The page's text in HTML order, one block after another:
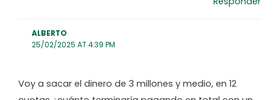
ALBERTO
25/02/2025 AT 4:39 PM
Voy a sacar el dinero de 3 millones y medio, en 12